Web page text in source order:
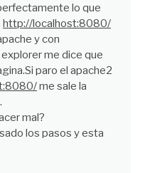
lo que
http://localhost:8080/
y con
me dice que
paro el apache2
me sale la
mal?
los pasos y esta